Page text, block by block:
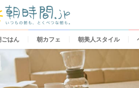
ごはん 朝カフェ 朝美人スタイル